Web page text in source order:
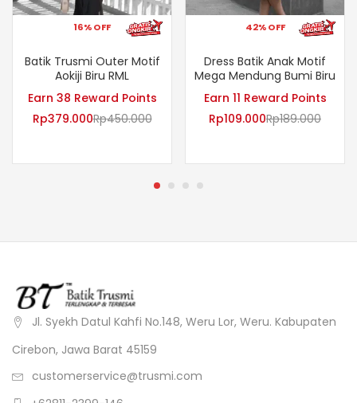
16% OFF
Batik Trusmi Outer Motif
Aokiji Biru RML
Earn 38 Reward Points
Rp379.000Rp450.000
42% OFF
Dress Batik Anak Motif
Mega Mendung Bumi Biru
Earn 11 Reward Points
Rp109.000Rp189.000
Jl. Syekh Datul Kahfi No.148, Weru Lor, Weru. Kabupaten
Cirebon, Jawa Barat 45159
customerservice@trusmi.com